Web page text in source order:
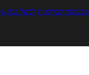
טבעונות לבריאות לבשל כמו